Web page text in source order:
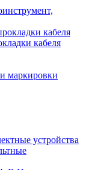
кабеля
маркировки
устройства